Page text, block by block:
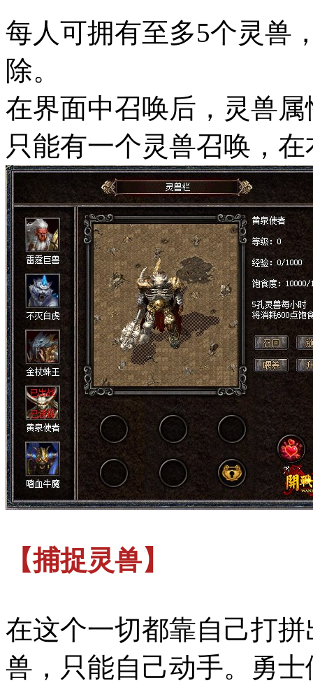
每人可拥有至多5个灵兽
除。
在界面中召唤后，灵兽
只能有一个灵兽召唤，
【捕捉灵兽】
在这个一切都靠自己打
兽，只能自己动手。勇